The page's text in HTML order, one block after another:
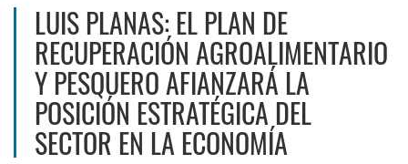
LUIS PLANAS: EL PLAN DE
RECUPERACIÓN AGROALIMENTARIO
Y PESQUERO AFIANZARÁ LA
POSICIÓN ESTRATÉGICA DEL
SECTOR EN LA ECONOMÍA